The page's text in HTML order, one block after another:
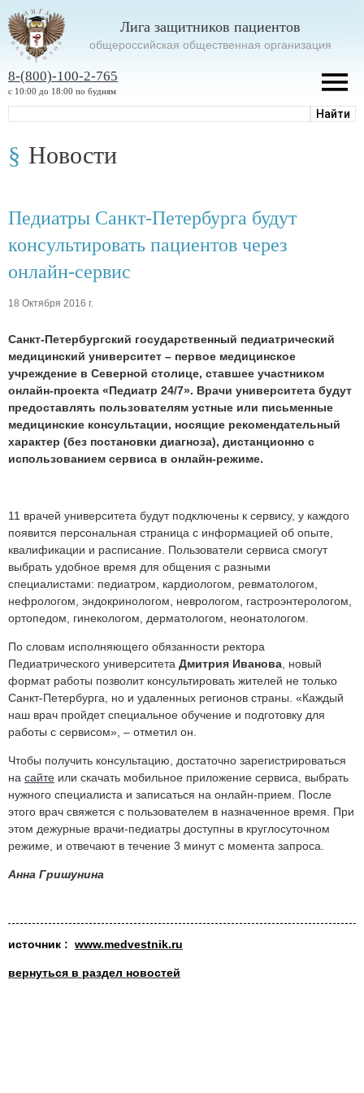
Лига защитников пациентов
oбщероссийская общественная организация
8-(800)-100-2-765
с 10:00 до 18:00 по будням
Новости
Педиатры Санкт-Петербурга будут
консультировать пациентов через
онлайн-сервис
18 Октября 2016 г.
Санкт-Петербургский государственный педиатрический
медицинский университет – первое медицинское
учреждение в Северной столице, ставшее участником
онлайн-проекта «Педиатр 24/7». Врачи университета будут
предоставлять пользователям устные или письменные
медицинские консультации, носящие рекомендательный
характер (без постановки диагноза), дистанционно с
использованием сервиса в онлайн-режиме.
11 врачей университета будут подключены к сервису, у каждого
появится персональная страница с информацией об опыте,
квалификации и расписание. Пользователи сервиса смогут
выбрать удобное время для общения с разными
специалистами: педиатром, кардиологом, ревматологом,
нефрологом, эндокринологом, неврологом, гастроэнтерологом,
ортопедом, гинекологом, дерматологом, неонатологом.
По словам исполняющего обязанности ректора
Педиатрического университета Дмитрия Иванова , новый
формат работы позволит консультировать жителей не только
Санкт-Петербурга, но и удаленных регионов страны. «Каждый
наш врач пройдет специальное обучение и подготовку для
работы с сервисом», – отметил он.
Чтобы получить консультацию, достаточно зарегистрироваться
на сайте или скачать мобильное приложение сервиса, выбрать
нужного специалиста и записаться на онлайн-прием. После
этого врач свяжется с пользователем в назначенное время. При
этом дежурные врачи-педиатры доступны в круглосуточном
режиме, и отвечают в течение 3 минут с момента запроса.
Анна Гришунина
источник : www.medvestnik.ru
вернуться в раздел новостей